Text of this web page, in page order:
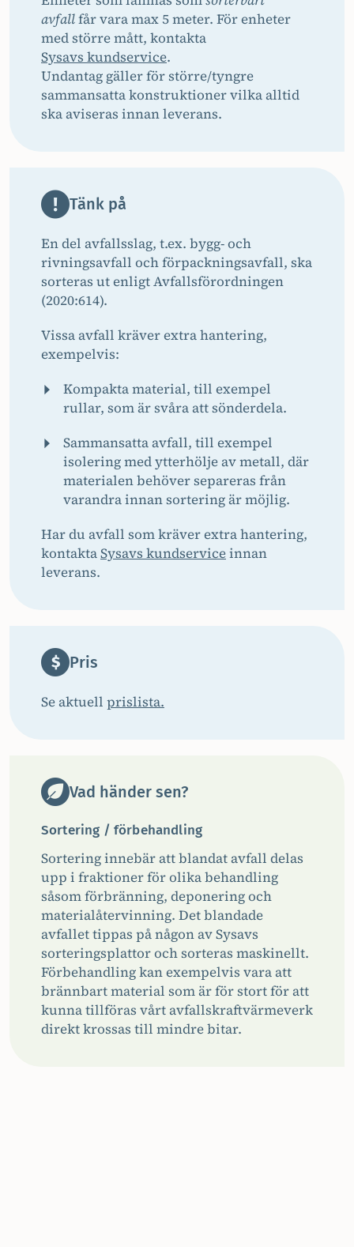
avfallfår vara max 5 meter. För enheter
med större mått, kontakta
Sysavs kundservice.
Undantag gäller för större/tyngre
sammansatta konstruktioner vilka alltid
ska aviseras innan leverans.
Tänk på
En del avfallsslag, t.ex. bygg- och
rivningsavfall och förpackningsavfall, ska
sorteras ut enligt Avfallsförordningen
(2020:614).
Vissa avfall kräver extra hantering,
exempelvis:
Kompakta material, till exempel
rullar, som är svåra att sönderdela.
Sammansatta avfall, till exempel
isolering med ytterhölje av metall, där
materialen behöver separeras från
varandra innan sortering är möjlig.
Har du avfall som kräver extra hantering,
kontaktaSysavs kundserviceinnan
leverans.
Pris
Se aktuell prislista.
Vad händer sen?
Sortering / förbehandling
Sortering innebär att blandat avfall delas
upp i fraktioner för olika behandling
såsom förbränning, deponering och
materialåtervinning. Det blandade
avfallet tippas på någon av Sysavs
sorteringsplattor och sorteras maskinellt.
Förbehandling kan exempelvis vara att
brännbart material som är för stort för att
kunna tillföras vårt avfallskraftvärmeverk
direkt krossas till mindre bitar.